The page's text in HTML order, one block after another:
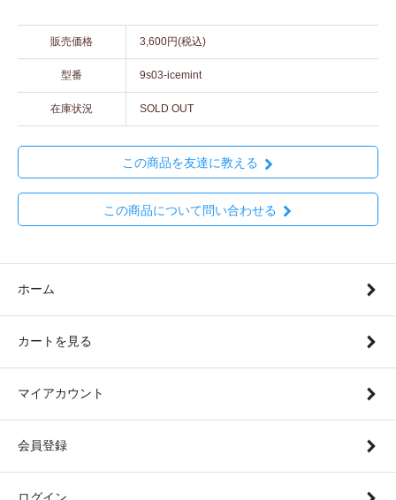
販売価格 3,600円(税込)
型番 9s03-icemint
在庫状況 SOLD OUT
この商品を友達に教える
この商品について問い合わせる
ホーム
カートを見る
マイアカウント
会員登録
ログイン